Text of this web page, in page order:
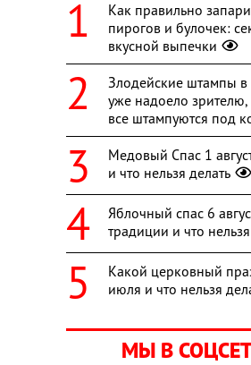
Как правильно
пирогов и булочек:
вкусной выпечки
Злодейские штампы в
уже надоело
все штампуются под
Медовый Спас 1
и что нельзя делать
Яблочный спас 6
традиции и что
Какой церковный
июля и что нельзя
МЫ В